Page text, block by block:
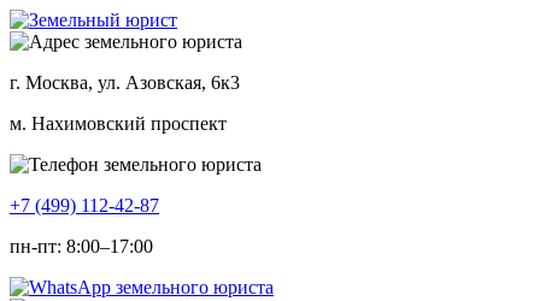
г. Москва, ул. Азовская, 6к3
м. Нахимовский проспект
+7 (499) 112-42-87
пн-пт: 8:00–17:00